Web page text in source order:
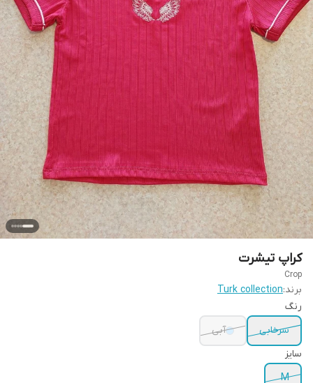
کراپ تیشرت
Crop
برند:Turk collection
رنگ
سرخابی
آبی
سایز
M